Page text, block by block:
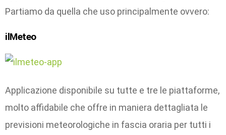
Partiamo da quella che uso principalmente ovvero:
ilMeteo
Applicazione disponibile su tutte e tre le piattaforme,
molto affidabile che offre in maniera dettagliata le
previsioni meteorologiche in fascia oraria per tutti i